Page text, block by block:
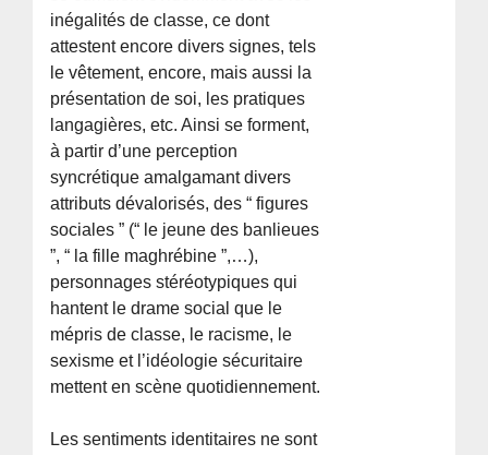
inégalités de classe, ce dont
attestent encore divers signes, tels
le vêtement, encore, mais aussi la
présentation de soi, les pratiques
langagières, etc. Ainsi se forment,
à partir d’une perception
syncrétique amalgamant divers
attributs dévalorisés, des “ figures
sociales ” (“ le jeune des banlieues
”, “ la fille maghrébine ”,…),
personnages stéréotypiques qui
hantent le drame social que le
mépris de classe, le racisme, le
sexisme et l’idéologie sécuritaire
mettent en scène quotidiennement.
Les sentiments identitaires ne sont